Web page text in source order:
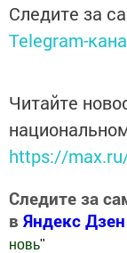
Следите за
Telegram-
Читайте
https://
Следите за
в Яндекс Дзен
новь"